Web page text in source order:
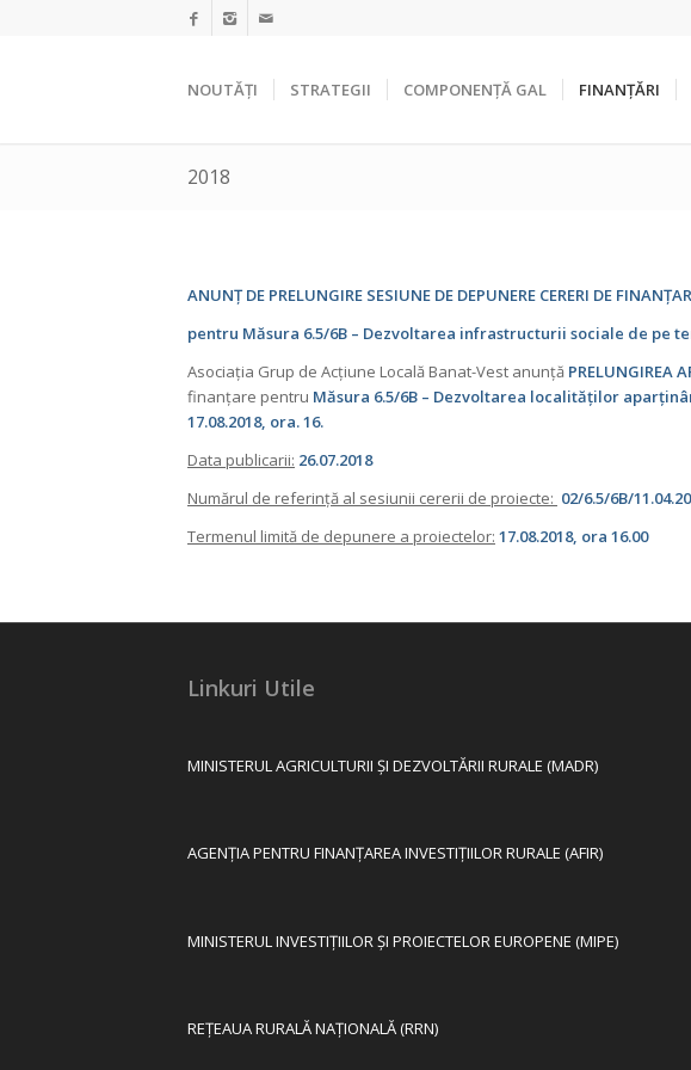
NOUTĂȚI STRATEGII COMPONENȚĂ GAL FINANȚĂRI
2018
ANUNȚ DE PRELUNGIRE SESIUNE DE DEPUNERE CERERI DE
pentru Măsura 6.5/6B – Dezvoltarea infrastructurii sociale de pe
Asociația Grup de Acțiune Locală Banat-Vest anunță PRELUNGIREA
finanțare pentru Măsura 6.5/6B – Dezvoltarea localităților
17.08.2018, ora. 16.
Data publicarii: 26.07.2018
Numărul de referință al sesiunii cererii de proiecte: 02/6.5/6B/
Termenul limită de depunere a proiectelor: 17.08.2018, ora 16.00
Linkuri Utile
MINISTERUL AGRICULTURII ȘI DEZVOLTĂRII RURALE (MADR)
AGENȚIA PENTRU FINANȚAREA INVESTIȚIILOR RURALE (AFIR)
MINISTERUL INVESTIȚIILOR ȘI PROIECTELOR EUROPENE (MIPE)
REȚEAUA RURALĂ NAȚIONALĂ (RRN)